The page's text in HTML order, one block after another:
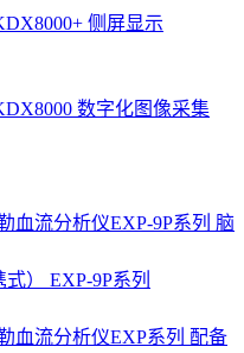
） EXP-9P系列